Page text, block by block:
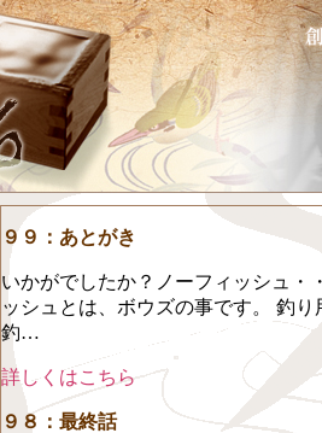
９９：あとがき
いかがでしたか？ノーフィッシュ・
ッシュとは、ボウズの事です。 釣り
釣…
詳しくはこちら
９８：最終話